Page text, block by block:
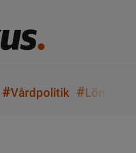
#Vårdpolitik #Lön